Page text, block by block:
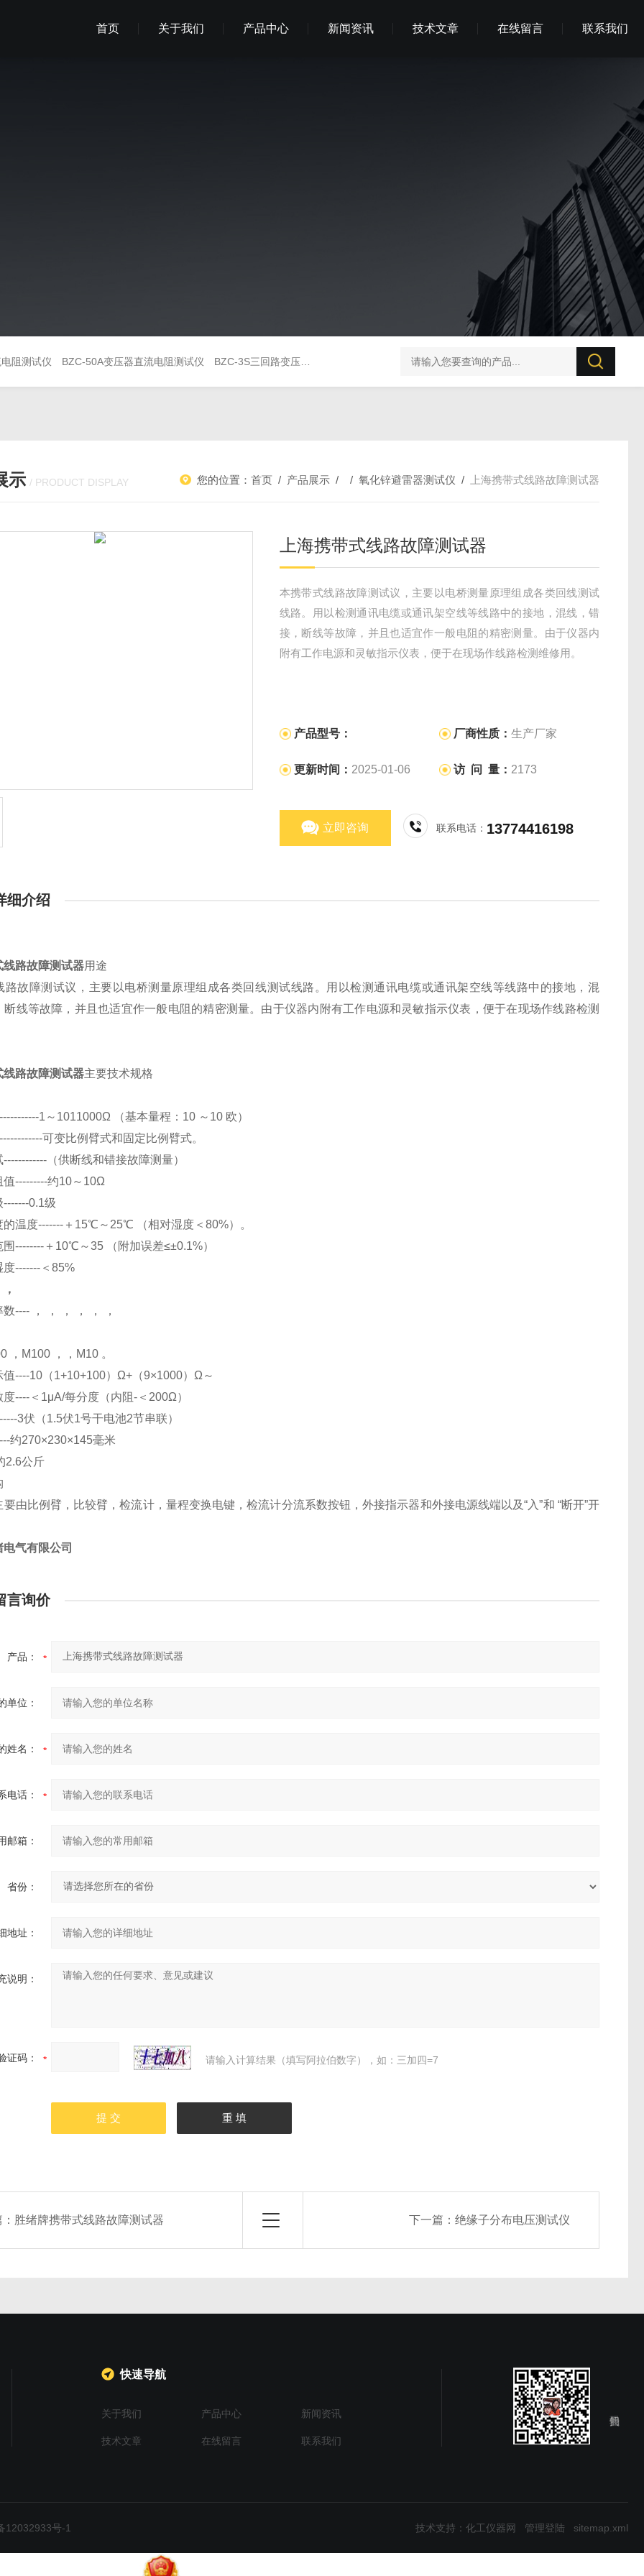
首页 关于我们 产品中心 新闻资讯 技术文章 在线留言 联系我们
阻测试仪 BZC-50A变压器直流电阻测试仪 BZC-3S三回路变压器直流电阻测试仪 BZX-20S 变压器直流电阻测试仪 PC57直流电阻测量仪
示 / PRODUCT DISPLAY 您的位置： 首页 / 产品展示 / / 氧化锌避雷器测试仪 / 上海携带式线路故障测试器
上海携带式线路故障测试器
本携带式线路故障测试议，主要以电桥测量原理组成各类回线测试
线路。用以检测通讯电缆或通讯架空线等线路中的接地，混线，错
接，断线等故障，并且也适宜作一般电阻的精密测量。由于仪器内
附有工作电源和灵敏指示仪表，便于在现场作线路检测维修用。
产品型号： 厂商性质：生产厂家
更新时间： 2025-01-06 访 问 量： 2173
立即咨询 联系电话： 13774416198
细介绍
线路故障测试器用途
路故障测试议，主要以电桥测量原理组成各类回线测试线路。用以检测通讯电缆或通讯架空线等线路中的接地，混
断线等故障，并且也适宜作一般电阻的精密测量。由于仪器内附有工作电源和灵敏指示仪表，便于在现场作线路检测
线路故障测试器主要技术规格
1～1011000Ω （基本量程：10 ～10 欧）
可变比例臂式和固定比例臂式。
（供断线和错接故障测量）
值---------约10～10Ω
0.1级
的温度-------＋15℃～25℃ （相对湿度＜80%）。
--------＋10℃～35 （附加误差≤±0.1%）
-------＜85%
---- ， ， ， ， ， ，
，M100 ，，M10 。
值----10（1+10+100）Ω+（9×1000）Ω～
----＜1μA/每分度（内阻-＜200Ω）
3伏（1.5伏1号干电池2节串联）
约270×230×145毫米
2.6公斤
由比例臂，比较臂，检流计，量程变换电键，检流计分流系数按钮，外接指示器和外接电源线端以及“入”和 “断开”开
电气有限公司
言询价
产品：
单位：
姓名：
电话：
邮箱：
省份：
地址：
说明：
证码： 请输入计算结果（填写阿拉伯数字），如：三加四=7
胜绪牌携带式线路故障测试器 下一篇： 绝缘子分布电压测试仪
快速导航
关于我们 产品中心 新闻资讯
技术文章 在线留言 联系我们
12032933号-1 技术支持： 化工仪器网 管理登陆 sitemap.xml